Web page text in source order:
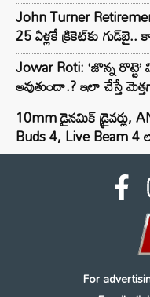
John Turner
25 ఏళ్లకే క్రికెట్‌కు
Jowar Roti: ‘జొన్న
అవుతుందా.? ఇలా చేస్తే
10mm డైనమిక్ డ్రైవర్లు,
Buds 4, Live Beam
For